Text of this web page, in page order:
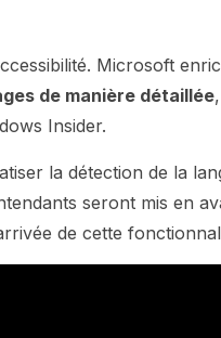
Microsoft
de manière détaillée
Insider.
la détection de la
seront mis en
de cette